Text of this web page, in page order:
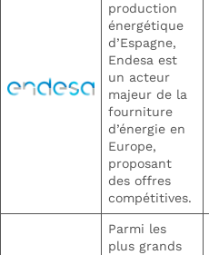
production
énergétique
d’Espagne,
Endesa est
un acteur
majeur de la
fourniture
d’énergie en
Europe,
proposant
des offres
compétitives.
Parmi les
plus grands